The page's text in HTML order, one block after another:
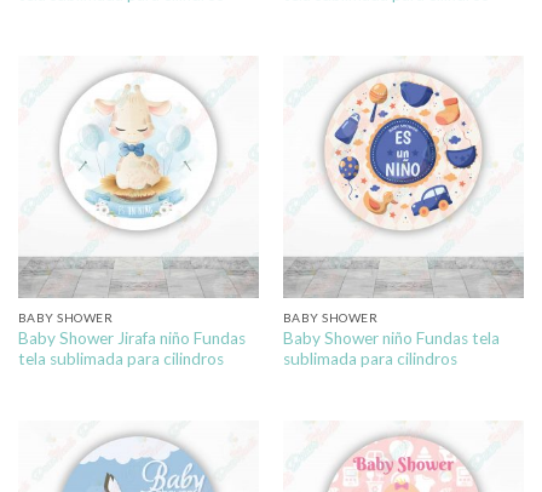
BABY SHOWER
Baby Shower Jirafa niño Fundas
tela sublimada para cilindros
BABY SHOWER
Baby Shower niño Fundas tela
sublimada para cilindros